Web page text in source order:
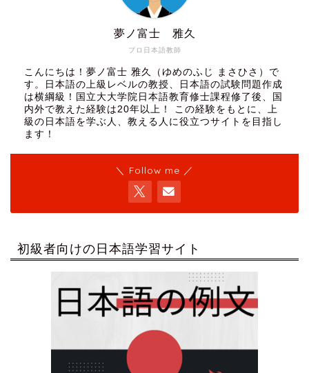
プロ日本語教師
夢ノ富士 雅久
こんにちは！夢ノ富士 雅久（ゆめのふじ まさひさ）で
す。日本語の上級レベルの教授、日本語の試験問題作成
は横綱級！国立大大学院日本語教育修士課程修了後、国
内外で教えた経験は20年以上！ この経験をもとに、上
級の日本語を学ぶ人、教える人に役立つサイトを目指し
ます！
＼ Follow me ／
初級者向けの日本語学習サイト